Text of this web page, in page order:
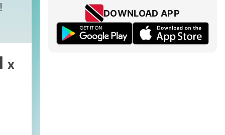
x
DOWNLOAD APP